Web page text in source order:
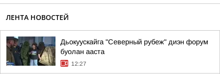
ЛЕНТА НОВОСТЕЙ
Дьокуускайга "Северный рубеж" диэн форум
буолан ааста
12:27